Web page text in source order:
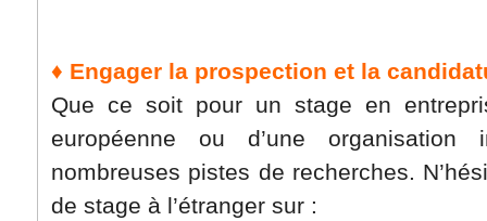
♦ Engager la prospection et la
Que ce soit pour un stage en
européenne ou d’une
nombreuses pistes de recherches.
de stage à l’étranger sur :